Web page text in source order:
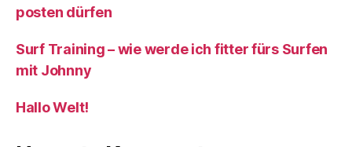
posten dürfen
Surf Training – wie werde ich fitter fürs Surfen
mit Johnny
Hallo Welt!